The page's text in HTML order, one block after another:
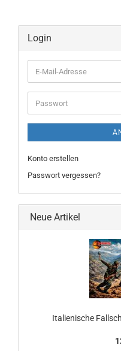
Login
E-
Mail-
Adresse
Passwort
Konto erstellen
Passwort vergessen?
Neue Artikel
Italienische